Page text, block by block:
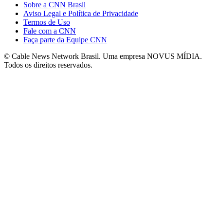
Sobre a CNN Brasil
Aviso Legal e Política de Privacidade
Termos de Uso
Fale com a CNN
Faça parte da Equipe CNN
© Cable News Network Brasil. Uma empresa NOVUS MÍDIA.
Todos os direitos reservados.